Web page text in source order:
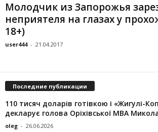
Молодчик из Запорожья
неприятеля на глазах у
18+)
user444 - 21.04.2017
Последние публикации
110 тисяч доларів готівкою і «Жигулі-
декларує голова Оріхівської МВА
oleg - 26.06.2026